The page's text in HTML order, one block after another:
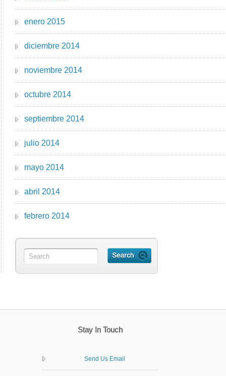
enero 2015
diciembre 2014
noviembre 2014
octubre 2014
septiembre 2014
julio 2014
mayo 2014
abril 2014
febrero 2014
Stay In Touch
Send Us Email